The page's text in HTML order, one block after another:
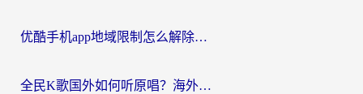
优酷手机app地域限制怎么解除？海外党亲测有效的追剧方案
全民K歌国外如何听原唱？海外党亲测有效的回国加速器选择指南